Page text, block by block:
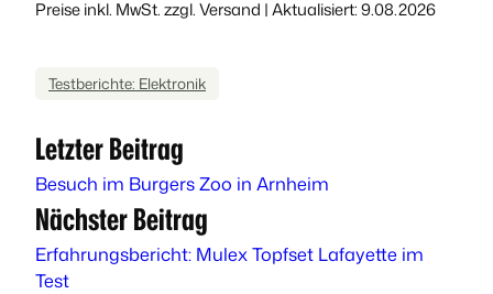
Preise inkl. MwSt. zzgl. Versand | Aktualisiert: 9.08.2026
Testberichte: Elektronik
Letzter Beitrag
Besuch im Burgers Zoo in Arnheim
Nächster Beitrag
Erfahrungsbericht: Mulex Topfset Lafayette im
Test